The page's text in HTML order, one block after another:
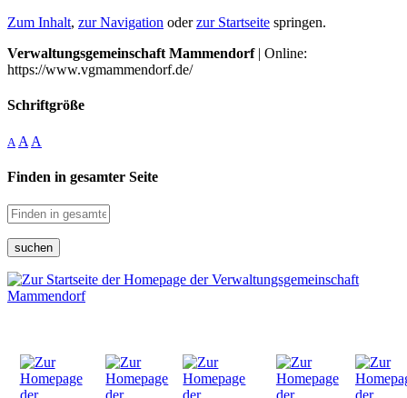
Zum Inhalt, zur Navigation oderzur Startseite springen.
Verwaltungsgemeinschaft Mammendorf| Online:
https://www.vgmammendorf.de/
Schriftgröße
A A A
Finden in gesamter Seite
suchen